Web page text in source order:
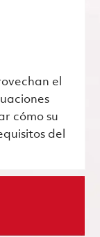
el
cómo su
del